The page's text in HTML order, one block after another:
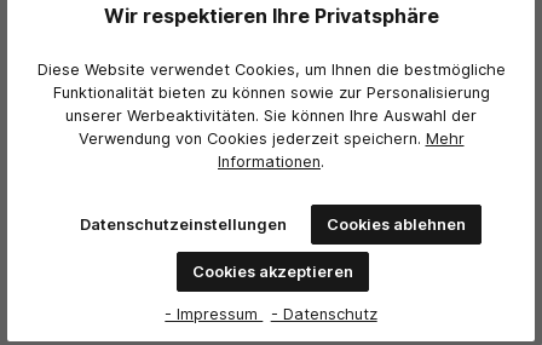
Technisches Datenblatt A37
Technisches Datenblatt A30
Technisches Datenblatt A03
Weitere Herstellerinformationen
Wir respektieren Ihre Privatsphäre
Diese Website verwendet Cookies, um Ihnen die bestmögliche
Funktionalität bieten zu können sowie zur Personalisierung
unserer Werbeaktivitäten. Sie können Ihre Auswahl der
Verwendung von Cookies jederzeit speichern. Mehr
Informationen.
Datenschutzeinstellungen Cookies ablehnen
Cookies akzeptieren
- Impressum - Datenschutz